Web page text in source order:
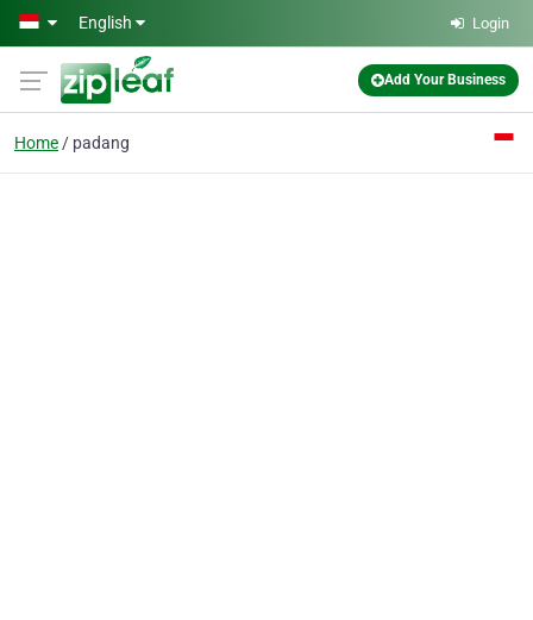
Skip to main content
English Login
Add Your Business
Home padang